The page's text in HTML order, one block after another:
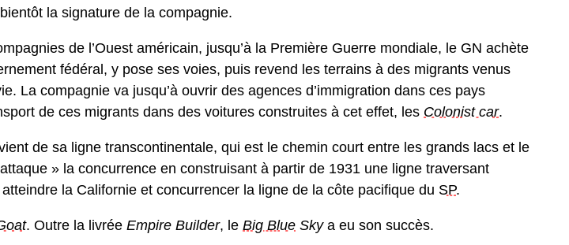
la signature de la compagnie.
de l’Ouest américain, jusqu’à la Première Guerre mondiale, le GN achète
fédéral, y pose ses voies, puis revend les terrains à des migrants venus
La compagnie va jusqu’à ouvrir des agences d’immigration dans ces pays
de ces migrants dans des voitures construites à cet effet, les Colonist car.
de sa ligne transcontinentale, qui est le chemin court entre les grands lacs et le
» la concurrence en construisant à partir de 1931 une ligne traversant
la Californie et concurrencer la ligne de la côte pacifique du SP.
. Outre la livrée Empire Builder, le Big Blue Skya eu son succès.